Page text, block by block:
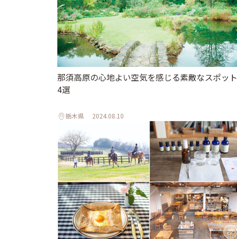
那須高原の心地よい空気を感じる素敵なスポット
4選
栃木県 2024.08.10